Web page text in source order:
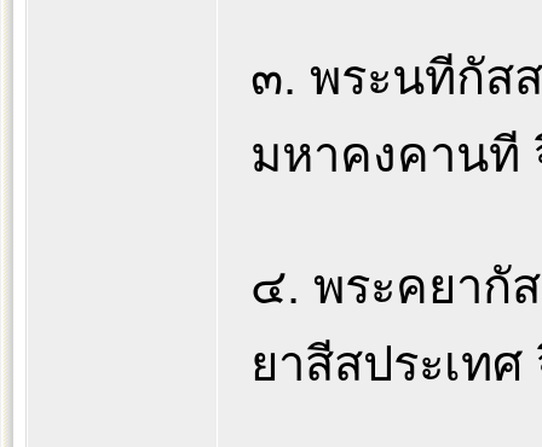
๓. พระนทีกัส
มหาคงคานที
๔. พระคยากั
ยาสีสประเท